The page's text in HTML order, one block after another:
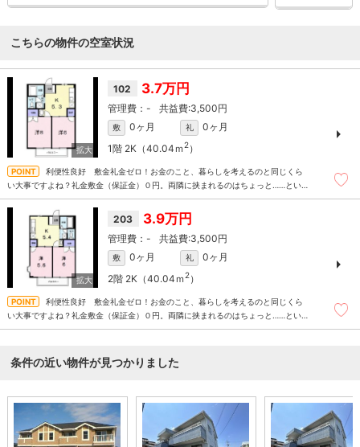
こちらの物件の空室状況
102 3.7万円
- 3,500円
敷 0ヶ月 礼
0ヶ月
1階 2K（40.04ｍ 2）
利便性良好 敷金礼金ゼロ！お金のこと、暮らしを考えるのと同じくら
い大事ですよね？礼金敷金（保証金）０円。両隣に挟まれるのはちょっと……という
です。
203 3.9万円
- 3,500円
敷 0ヶ月 礼
0ヶ月
2階 2K（40.04ｍ 2）
利便性良好 敷金礼金ゼロ！お金のこと、暮らしを考えるのと同じくら
い大事ですよね？礼金敷金（保証金）０円。両隣に挟まれるのはちょっと……という
条件の近い物件が見つかりました